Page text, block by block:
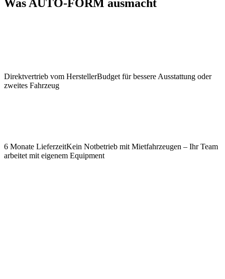
Was AUTO-FORM ausmacht
Direktvertrieb vom HerstellerBudget für bessere Ausstattung oder
zweites Fahrzeug
6 Monate LieferzeitKein Notbetrieb mit Mietfahrzeugen – Ihr Team
arbeitet mit eigenem Equipment